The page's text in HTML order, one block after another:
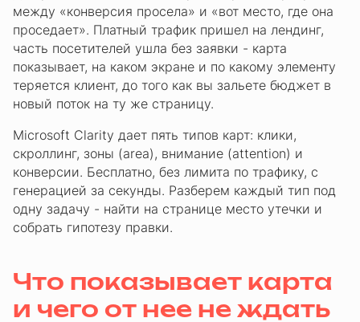
между «конверсия просела» и «вот место, где она
проседает». Платный трафик пришел на лендинг,
часть посетителей ушла без заявки - карта
показывает, на каком экране и по какому элементу
теряется клиент, до того как вы зальете бюджет в
новый поток на ту же страницу.
Microsoft Clarity дает пять типов карт: клики,
скроллинг, зоны (area), внимание (attention) и
конверсии. Бесплатно, без лимита по трафику, с
генерацией за секунды. Разберем каждый тип под
одну задачу - найти на странице место утечки и
собрать гипотезу правки.
Что показывает карта
и чего от нее не ждать